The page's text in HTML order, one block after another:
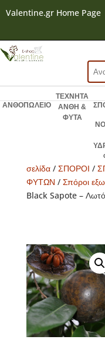
Valentine.gr Home Page
για:
ΑΝΘΟΠΩΛΕΙΟ
ΤΕΧΝΗΤΑ
ΑΝΘΗ &
ΦΥΤΑ
σελίδα/ ΣΠΟΡΟΙ /
ΦΥΤΩΝ / Σπόροι
Black Sapote –